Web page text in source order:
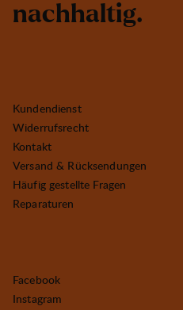
nachhaltig.
Kundendienst
Widerrufsrecht
Kontakt
Versand & Rücksendungen
Häufig gestellte Fragen
Reparaturen
Facebook
Instagram